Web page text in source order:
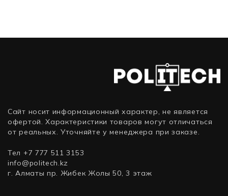
(классические),
(классические),
дюйма,
SATA)
Сайт носит информационный характер, не является
офертой. Характеристики товаров могут отличаться
от реальных. Уточняйте у менеджера при заказе.
Тел +7 777 511 3153
info@politech.kz
г. Алматы пр. Жибек Жолы 50, 3 этаж